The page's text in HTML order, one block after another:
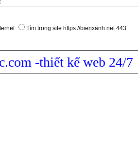
Tìm trong site https://bienxanh.net:443
-thiết kế web 24/7